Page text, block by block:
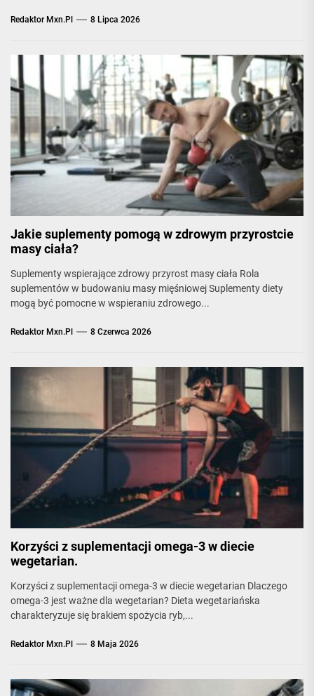
Redaktor Mxn.pl 8 Lipca 2026
Jakie suplementy pomogą w zdrowym przyrostcie
masy ciała?
Suplementy wspierające zdrowy przyrost masy ciała Rola
suplementów w budowaniu masy mięśniowej Suplementy diety
mogą być pomocne w wspieraniu zdrowego...
Redaktor Mxn.pl 8 Czerwca 2026
Korzyści z suplementacji omega-3 w diecie
wegetarian.
Korzyści z suplementacji omega-3 w diecie wegetarian Dlaczego
omega-3 jest ważne dla wegetarian? Dieta wegetariańska
charakteryzuje się brakiem spożycia ryb,...
Redaktor Mxn.pl 8 Maja 2026